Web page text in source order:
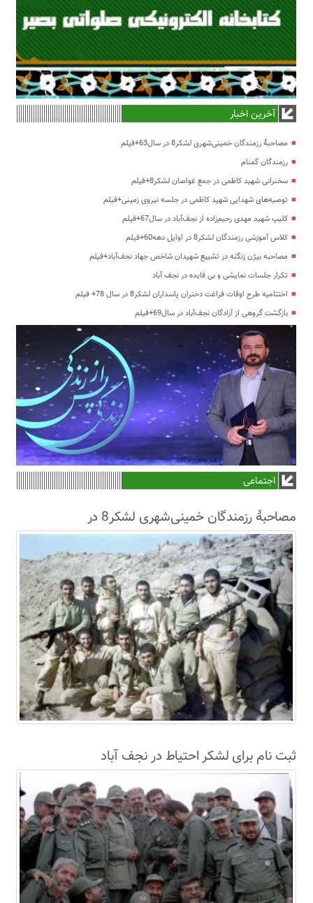
آخرین اخبار
مصاحبۀ رزمندگان خمینی‌شهری لشکر8 در سال63+فیلم
رزمندگان گمنام
سخنرانی شهید کاظمی در جمع غواصان لشکر8+فیلم
توصیه‌های شهدایی شهید کاظمی در جلسه نیروی زمینی+فیلم
کلیپ شهید مهدی رحیم‌زاده از نجف‌آباد در سال67+فیلم
کلاس آموزشی رزمندگان لشکر8 در اوایل دهه60+فیلم
مصاحبه بیژن زنگنه در تشییع شهیدان شاخص جهاد نجف‌آباد+فیلم
تکرار جلسات نمایشی و بی فایده در نجف آباد
اختتامیه طرح اوقات فراغت دختران پاسداران لشکر8 در سال 78+ فیلم
بازگشت گروهی از آزادگان نجف‌آباد در سال69+فیلم
اجتماعی
مصاحبۀ رزمندگان خمینی‌شهری لشکر8 در
سال63+فیلم
ثبت نام برای لشکر احتیاط در نجف آباد